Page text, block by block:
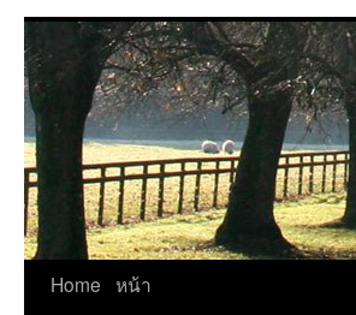
Home หน้า